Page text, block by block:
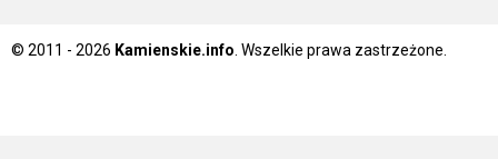
© 2011 - 2026 Kamienskie.info . Wszelkie prawa zastrzeżone.